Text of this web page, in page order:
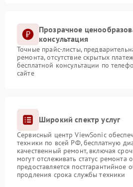
Прозрачное
консультация
Точные прайс-листы,
ремонта, отсутствие скрытых
бесплатной консультации по
сайте
Широкий спектр услуг
Сервисный центр ViewSonic
техники по всей РФ, бесплатную
качественный ремонт, включая
могут отслеживать статус ремонта
предоставляется постгарантийное
продления срока службы техники